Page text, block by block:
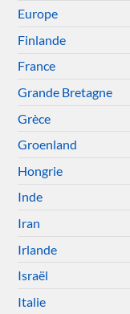
Europe
Finlande
France
Grande Bretagne
Grèce
Groenland
Hongrie
Inde
Iran
Irlande
Israël
Italie